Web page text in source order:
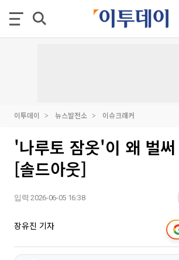
이투데이 뉴스발전소 이슈크래커
'나루토 잠옷'이 왜 벌
[솔드아웃]
입력 2026-06-05 16:38
장유진 기자